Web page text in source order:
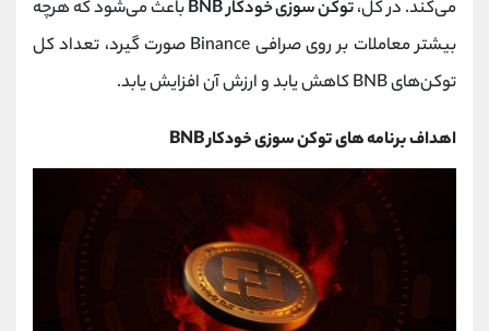
می‌کند. در کل،توکن سوزی خودکار BNB
باعث می‌شود که هرچه
بیشتر معاملات بر روی صرافی Binance صورت گیرد، تعداد کل
توکن‌های BNB کاهش یابد و ارزش آن افزایش یابد.
اهداف برنامه های توکن سوزی خودکار BNB